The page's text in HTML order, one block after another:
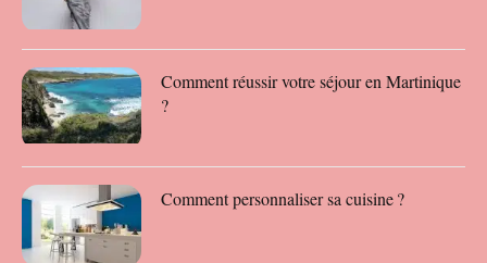
Comment réussir votre séjour en Martinique
?
Comment personnaliser sa cuisine ?